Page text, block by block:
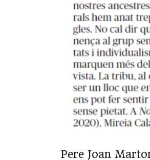
Pere Joan